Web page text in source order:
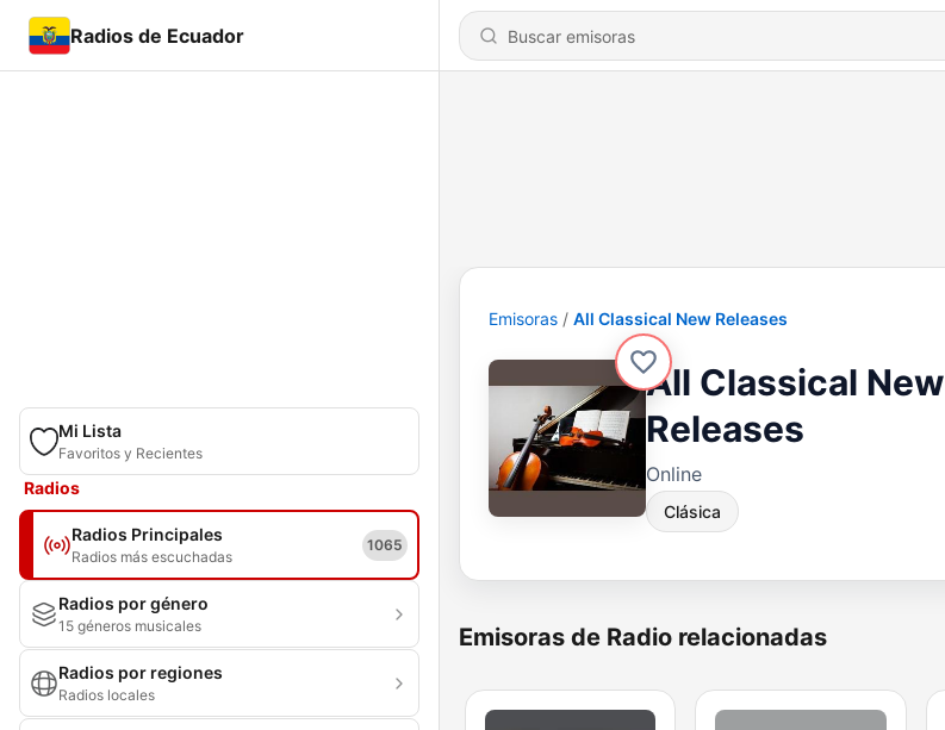
Radios de Ecuador
Mi Lista
Favoritos y Recientes
Radios
Radios Principales
Radios más escuchadas
1065
Radios por género
15 géneros musicales
Radios por regiones
Radios locales
Emisoras All Classical New Releases
All Classical New
Releases
Online
Clásica
Emisoras de Radio relacionadas